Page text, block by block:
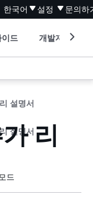
한국어 설정 문의하
드 개발자 도구
설명서
설명서리
드